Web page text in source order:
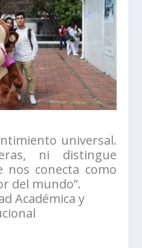
universal.
ni distingue
nos conecta como
del mundo”.
Académica y